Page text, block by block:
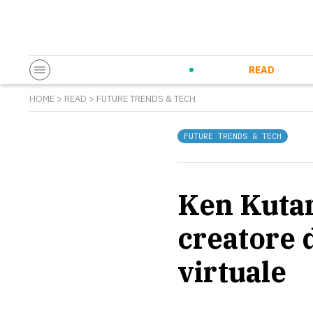
READ
HOME > READ > FUTURE TRENDS & TECH
FUTURE TRENDS & TECH
Ken
creatore
virtuale